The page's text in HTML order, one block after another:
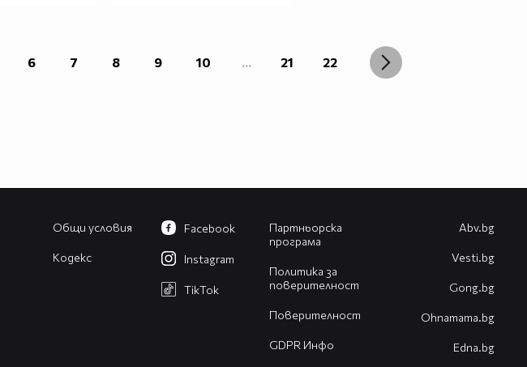
6 7 8 9 10 ... 21 22
Общи условия
Кодекс
Партньорска
програма
Политика за
поверителност
Поверителност
GDPR Инфо
Facebook
Instagram
TikTok
Abv.bg
Vesti.bg
Gong.bg
Оhnamama.bg
Edna.bg